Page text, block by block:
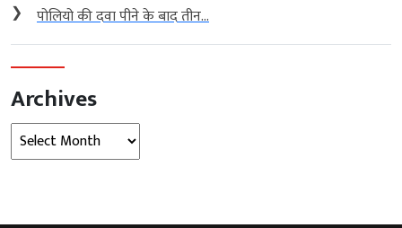
❯ पोलियो की दवा पीने के बाद तीन...
Archives
Archives